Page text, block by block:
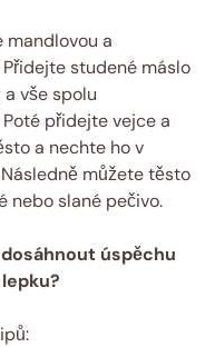
mandlovou a
studené máslo
vše spolu
přidejte vejce a
a nechte ho v
můžete těsto
nebo slané pečivo.
úspěchu